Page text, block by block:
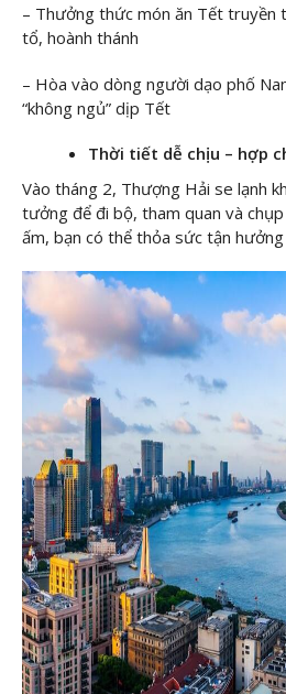
– Thưởng thức món ăn Tết truyền
tổ, hoành thánh
– Hòa vào dòng người dạo phố
“không ngủ” dịp Tết
Thời tiết dễ chịu – hợp
Vào tháng 2, Thượng Hải se lạnh
tưởng để đi bộ, tham quan và chụp
ấm, bạn có thể thỏa sức tận hưởng